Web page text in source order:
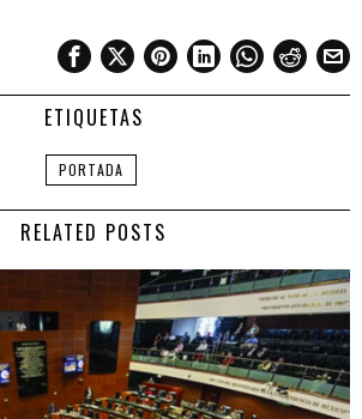
ETIQUETAS
PORTADA
RELATED POSTS